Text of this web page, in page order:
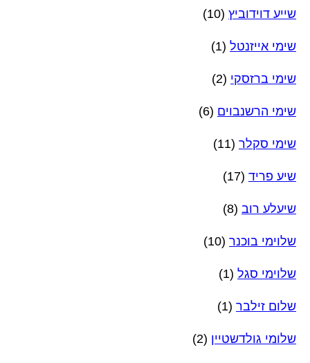
שייע דוידוביץ (10)
שימי אייזנטל (1)
שימי ברזסקי (2)
שימי הרשנבוים (6)
שימי סקלר (11)
שיע פריד (17)
שיעלע רוב (8)
שלוימי בוכנר (10)
שלוימי סגל (1)
שלום זילבר (1)
שלומי גולדשטיין (2)